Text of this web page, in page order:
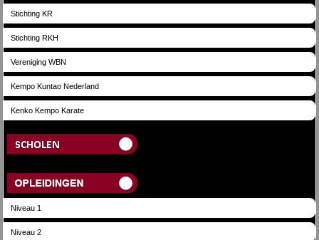
Stichting KR
Stichting RKH
Vereniging WBN
Kempo Kuntao Nederland
Kenko Kempo Karate
Niveau 1
Niveau 2